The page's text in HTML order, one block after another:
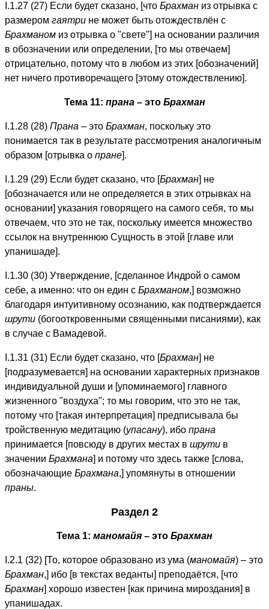
I.1.27 (27) Если будет сказано, [что Брахман из отрывка с
размером гаятри не может быть отождествлён с
Брахманом из отрывка о "свете"] на основании различия
в обозначении или определении, [то мы отвечаем]
отрицательно, потому что в любом из этих [обозначений]
нет ничего противоречащего [этому отождествлению].
Тема 11: прана– это Брахман
I.1.28 (28) Прана – это Брахман, поскольку это
понимается так в результате рассмотрения аналогичным
образом [отрывка о пране].
I.1.29 (29) Если будет сказано, что [Брахман] не
[обозначается или не определяется в этих отрывках на
основании] указания говорящего на самого себя, то мы
отвечаем, что это не так, поскольку имеется множество
ссылок на внутреннюю Сущность в этой [главе или
упанишаде].
I.1.30 (30) Утверждение, [сделанное Индрой о самом
себе, а именно: что он един с Брахманом,] возможно
благодаря интуитивному осознанию, как подтверждается
шрути (богооткровенными священными писаниями), как
в случае с Вамадевой.
I.1.31 (31) Если будет сказано, что [Брахман] не
[подразумевается] на основании характерных признаков
индивидуальной души и [упоминаемого] главного
жизненного "воздуха"; то мы говорим, что это не так,
потому что [такая интерпретация] предписывала бы
тройственную медитацию (упасану), ибо прана
принимается [повсюду в других местах в шрути в
значении Брахмана] и потому что здесь также [слова,
обозначающие Брахмана,] упомянуты в отношении
праны.
Раздел 2
Тема 1: маномайя – это Брахман
I.2.1 (32) [То, которое образовано из ума (маномайя) – это
Брахман,] ибо [в текстах веданты] преподаётся, [что
Брахман] хорошо известен [как причина мироздания] в
упанишадах.